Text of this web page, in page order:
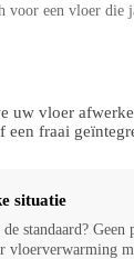
voor een vloer die
uw vloer
fraai
situatie
standaard?
vloerverwarming